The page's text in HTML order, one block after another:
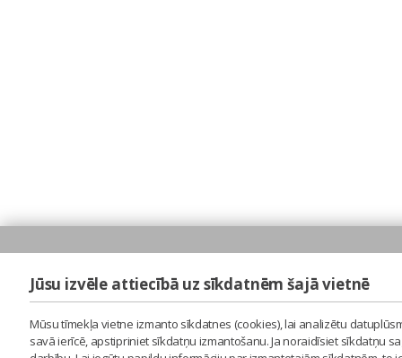
Jūsu izvēle attiecībā uz sīkdatnēm šajā vietnē
Mūsu tīmekļa vietne izmanto sīkdatnes (cookies), lai analizētu
savā ierīcē, apstipriniet sīkdatņu izmantošanu. Ja noraidīsiet sīkdatņu